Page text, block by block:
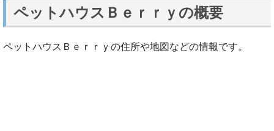
ペットハウスＢｅｒｒｙの概要
ペットハウスＢｅｒｒｙの住所や地図などの情報です。